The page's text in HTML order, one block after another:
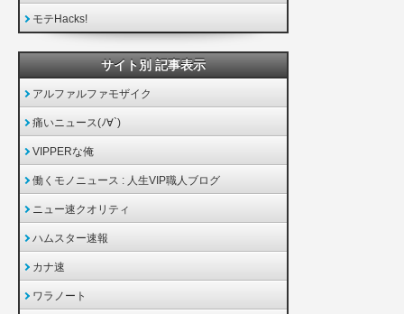
モテHacks!
サイト別 記事表示
アルファルファモザイク
痛いニュース(ﾉ∀`)
VIPPERな俺
働くモノニュース : 人生VIP職人ブログ
ニュー速クオリティ
ハムスター速報
カナ速
ワラノート